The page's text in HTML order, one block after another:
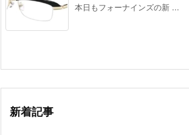
本日もフォーナインズの新 ...
新着記事